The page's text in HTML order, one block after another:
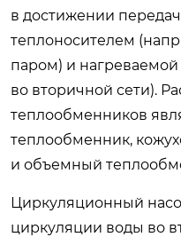
в достижении
теплоносителем
паром) и
во вторичной сети).
теплообменников
теплообменник,
и объемный
Циркуляционный
циркуляции воды во